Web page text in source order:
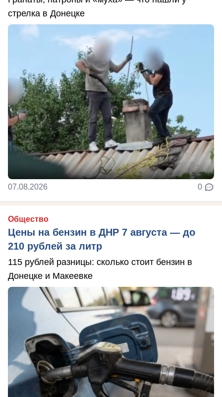
стрелка в Донецке
07.08.2026 0
Общество
Цены на бензин в ДНР 7 августа — до
210 рублей за литр
115 рублей разницы: сколько стоит бензин в
Донецке и Макеевке